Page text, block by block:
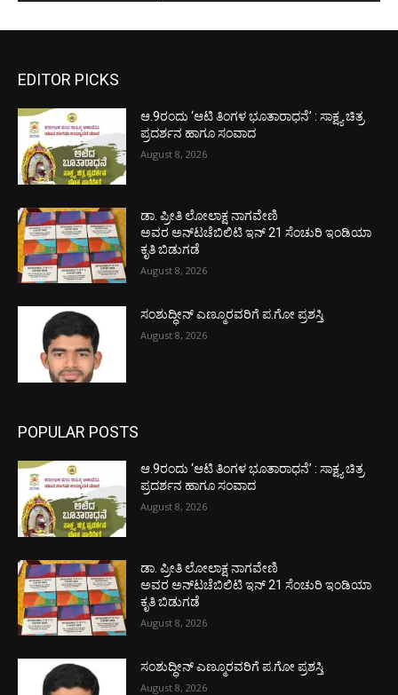
EDITOR PICKS
ಆ.9ರಂದು ‘ಆಟಿ ತಿಂಗಳ ಭೂತಾರಾಧನೆ’ : ಸಾಕ್ಷ್ಯ ಚಿತ್ರ
ಪ್ರದರ್ಶನ ಹಾಗೂ ಸಂವಾದ
August 8, 2026
ಡಾ. ಪ್ರೀತಿ ಲೋಲಾಕ್ಷ ನಾಗವೇಣಿ
ಅವರ ಅನ್‌ಟಚೆಬಿಲಿಟಿ ಇನ್ 21 ಸೆಂಚುರಿ ಇಂಡಿಯಾ
ಕೃತಿ ಬಿಡುಗಡೆ
August 8, 2026
ಸಂಶುದ್ಧೀನ್ ಎಣ್ಮೂರವರಿಗೆ ಪ.ಗೋ ಪ್ರಶಸ್ತಿ
August 8, 2026
POPULAR POSTS
ಆ.9ರಂದು ‘ಆಟಿ ತಿಂಗಳ ಭೂತಾರಾಧನೆ’ : ಸಾಕ್ಷ್ಯ ಚಿತ್ರ
ಪ್ರದರ್ಶನ ಹಾಗೂ ಸಂವಾದ
August 8, 2026
ಡಾ. ಪ್ರೀತಿ ಲೋಲಾಕ್ಷ ನಾಗವೇಣಿ
ಅವರ ಅನ್‌ಟಚೆಬಿಲಿಟಿ ಇನ್ 21 ಸೆಂಚುರಿ ಇಂಡಿಯಾ
ಕೃತಿ ಬಿಡುಗಡೆ
August 8, 2026
ಸಂಶುದ್ಧೀನ್ ಎಣ್ಮೂರವರಿಗೆ ಪ.ಗೋ ಪ್ರಶಸ್ತಿ
August 8, 2026